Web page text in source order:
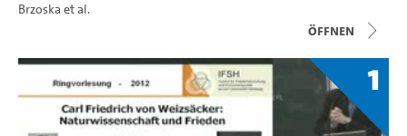
Brzoska et al.
Öffnen
1